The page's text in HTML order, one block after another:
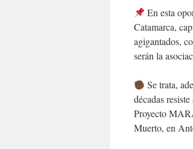
En esta
Catamarca,
agigantados,
serán la
Se trata,
décadas
Proyecto
Muerto, en